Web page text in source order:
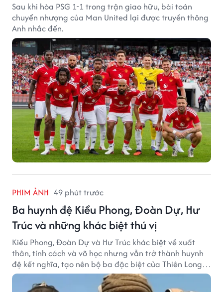
Sau khi hòa PSG 1-1 trong trận giao hữu, bài toán
chuyển nhượng của Man United lại được truyền thông
Anh nhắc đến.
PHIM ẢNH 49 phút trước
Ba huynh đệ Kiều Phong, Đoàn Dự, Hư
Trúc và những khác biệt thú vị
Kiều Phong, Đoàn Dự và Hư Trúc khác biệt về xuất
thân, tính cách và võ học nhưng vẫn trở thành huynh
đệ kết nghĩa, tạo nên bộ ba đặc biệt của Thiên Long
Bát Bộ.